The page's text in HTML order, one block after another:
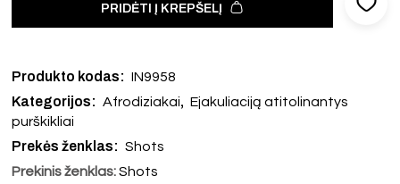
PRIDĖTI Į KREPŠELĮ
Produkto kodas: IN9958
Kategorijos: Afrodiziakai, Ejakuliaciją atitolinantys
purškikliai
Prekės ženklas: Shots
Prekinis ženklas: Shots